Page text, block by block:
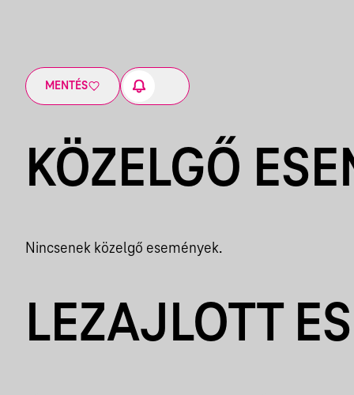
MENTÉS
KÖZELGŐ
Nincsenek közelgő események.
LEZAJLOTT